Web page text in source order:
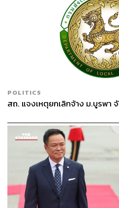
POLITICS
สถ. แจงเหตุยกเลิกจ้าง ม.บูรพา